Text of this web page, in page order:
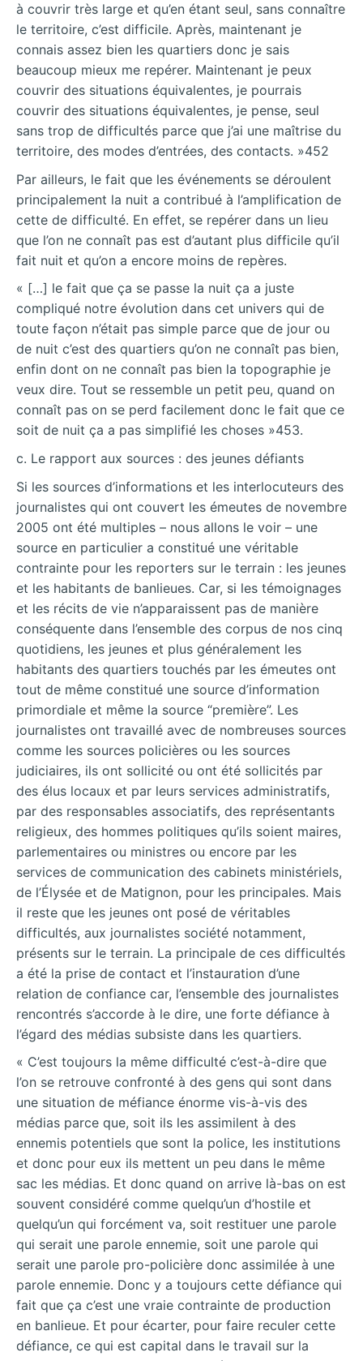
à couvrir très large et qu’en étant seul, sans connaître
le territoire, c’est difficile. Après, maintenant je
connais assez bien les quartiers donc je sais
beaucoup mieux me repérer. Maintenant je peux
couvrir des situations équivalentes, je pourrais
couvrir des situations équivalentes, je pense, seul
sans trop de difficultés parce que j’ai une maîtrise du
territoire, des modes d’entrées, des contacts. »452
Par ailleurs, le fait que les événements se déroulent
principalement la nuit a contribué à l’amplification de
cette de difficulté. En effet, se repérer dans un lieu
que l’on ne connaît pas est d’autant plus difficile qu’il
fait nuit et qu’on a encore moins de repères.
« […] le fait que ça se passe la nuit ça a juste
compliqué notre évolution dans cet univers qui de
toute façon n’était pas simple parce que de jour ou
de nuit c’est des quartiers qu’on ne connaît pas bien,
enfin dont on ne connaît pas bien la topographie je
veux dire. Tout se ressemble un petit peu, quand on
connaît pas on se perd facilement donc le fait que ce
soit de nuit ça a pas simplifié les choses »453.
c. Le rapport aux sources : des jeunes défiants
Si les sources d’informations et les interlocuteurs des
journalistes qui ont couvert les émeutes de novembre
2005 ont été multiples – nous allons le voir – une
source en particulier a constitué une véritable
contrainte pour les reporters sur le terrain : les jeunes
et les habitants de banlieues. Car, si les témoignages
et les récits de vie n’apparaissent pas de manière
conséquente dans l’ensemble des corpus de nos cinq
quotidiens, les jeunes et plus généralement les
habitants des quartiers touchés par les émeutes ont
tout de même constitué une source d’information
primordiale et même la source “première”. Les
journalistes ont travaillé avec de nombreuses sources
comme les sources policières ou les sources
judiciaires, ils ont sollicité ou ont été sollicités par
des élus locaux et par leurs services administratifs,
par des responsables associatifs, des représentants
religieux, des hommes politiques qu’ils soient maires,
parlementaires ou ministres ou encore par les
services de communication des cabinets ministériels,
de l’Élysée et de Matignon, pour les principales. Mais
il reste que les jeunes ont posé de véritables
difficultés, aux journalistes société notamment,
présents sur le terrain. La principale de ces difficultés
a été la prise de contact et l’instauration d’une
relation de confiance car, l’ensemble des journalistes
rencontrés s’accorde à le dire, une forte défiance à
l’égard des médias subsiste dans les quartiers.
« C’est toujours la même difficulté c’est-à-dire que
l’on se retrouve confronté à des gens qui sont dans
une situation de méfiance énorme vis-à-vis des
médias parce que, soit ils les assimilent à des
ennemis potentiels que sont la police, les institutions
et donc pour eux ils mettent un peu dans le même
sac les médias. Et donc quand on arrive là-bas on est
souvent considéré comme quelqu’un d’hostile et
quelqu’un qui forcément va, soit restituer une parole
qui serait une parole ennemie, soit une parole qui
serait une parole pro-policière donc assimilée à une
parole ennemie. Donc y a toujours cette défiance qui
fait que ça c’est une vraie contrainte de production
en banlieue. Et pour écarter, pour faire reculer cette
défiance, ce qui est capital dans le travail sur la